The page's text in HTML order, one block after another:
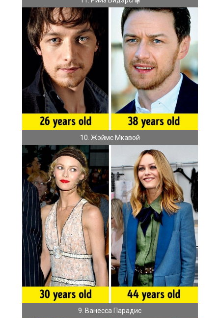
10. Жэймс Мкавой
9. Ванесса Парадис